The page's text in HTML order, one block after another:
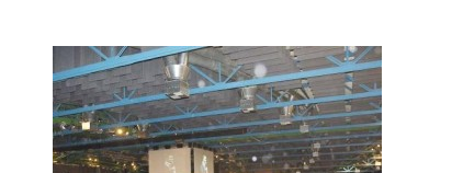
Dettagli articolo